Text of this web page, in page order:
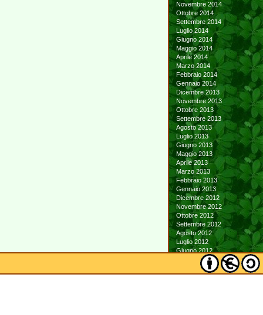
Novembre 2014
Ottobre 2014
Settembre 2014
Luglio 2014
Giugno 2014
Maggio 2014
Aprile 2014
Marzo 2014
Febbraio 2014
Gennaio 2014
Dicembre 2013
Novembre 2013
Ottobre 2013
Settembre 2013
Agosto 2013
Luglio 2013
Giugno 2013
Maggio 2013
Aprile 2013
Marzo 2013
Febbraio 2013
Gennaio 2013
Dicembre 2012
Novembre 2012
Ottobre 2012
Settembre 2012
Agosto 2012
Luglio 2012
Giugno 2012
Maggio 2012
Aprile 2012
Marzo 2012